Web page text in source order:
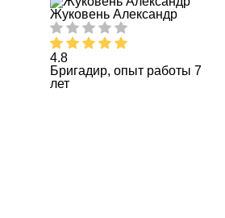
Жуковень Александр
4.8
Бригадир, опыт работы 7
лет